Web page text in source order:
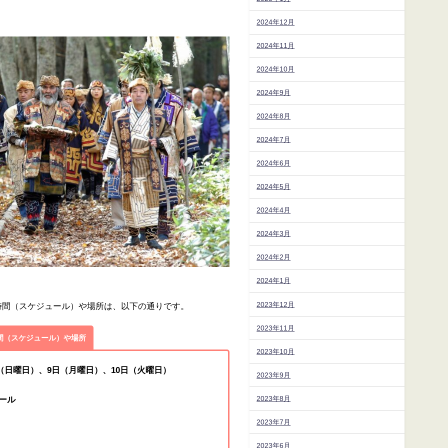
（スケジュール）や場所は、以下の通りです。
（スケジュール）や場所
曜日）、9日（月曜日）、10日（火曜日）
ル
2024年12月
2024年11月
2024年10月
2024年9月
2024年8月
2024年7月
2024年6月
2024年5月
2024年4月
2024年3月
2024年2月
2024年1月
2023年12月
2023年11月
2023年10月
2023年9月
2023年8月
2023年7月
2023年6月